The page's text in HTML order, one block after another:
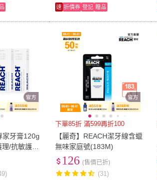
速 折價券 登記 贈品
家牙膏120g
/抗敏護齦/
植牙護理)
下單85折 滿599再折100
【麗奇】REACH潔牙線含蠟
無味家庭號(183M)
126 (售價已折)
(31)